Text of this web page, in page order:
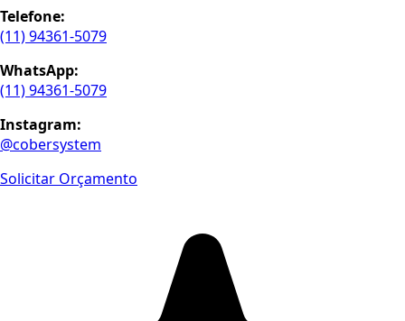
Telefone:
(11) 94361-5079
WhatsApp:
(11) 94361-5079
Instagram:
@cobersystem
Solicitar Orçamento